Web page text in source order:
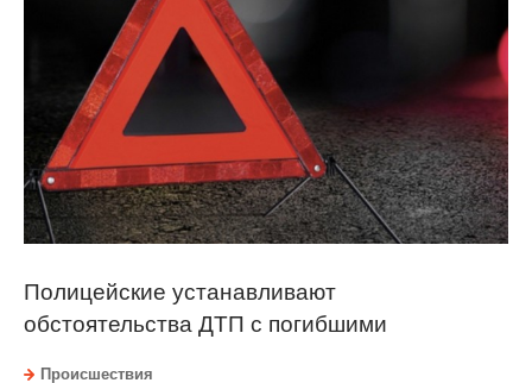
Полицейские устанавливают
обстоятельства ДТП с погибшими
Происшествия